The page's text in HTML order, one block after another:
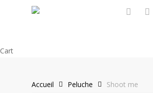
CartClose
Accueil Peluche Shoot me